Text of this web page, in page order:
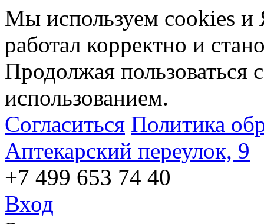
Мы используем cookies и
работал корректно и
Продолжая пользоваться
использованием.
Согласиться Политика
Аптекарский переулок, 9
+7 499 653 74 40
Вход